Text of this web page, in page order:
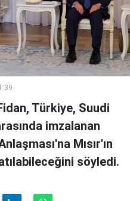
Türkiye, Suudi
imzalanan
Mısır'ın
söyledi.